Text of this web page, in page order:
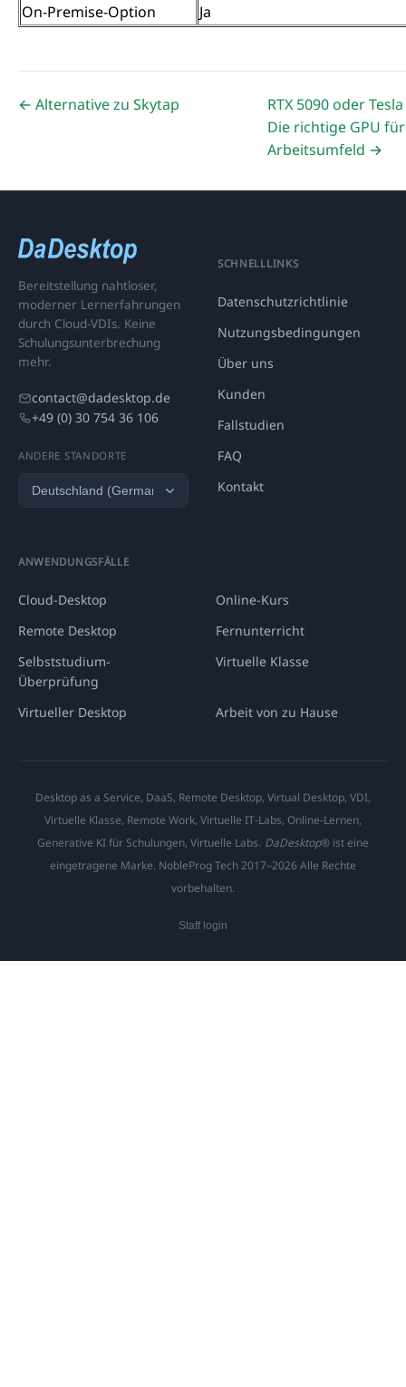
On-Premise-Option
Ja
← Alternative zu Skytap
RTX 5090 oder
Die richtige GPU
Arbeitsumfeld →
Bereitstellung nahtloser,
moderner Lernerfahrungen
durch Cloud-VDIs. Keine
Schulungsunterbrechung
mehr.
contact@dadesktop.de
+49 (0) 30 754 36 106
ANDERE STANDORTE
SCHNELLLINKS
Datenschutzrichtlinie
Nutzungsbedingungen
Über uns
Kunden
Fallstudien
FAQ
Kontakt
ANWENDUNGSFÄLLE
Cloud-Desktop
Online-Kurs
Remote Desktop
Fernunterricht
Selbststudium-
Überprüfung
Virtuelle Klasse
Virtueller Desktop Arbeit von zu Hause
Desktop as a Service, DaaS, Remote Desktop, Virtual Desktop, VDI,
Virtuelle Klasse, Remote Work, Virtuelle IT-Labs, Online-Lernen,
Generative KI für Schulungen, Virtuelle Labs. DaDesktop® ist eine
eingetragene Marke. NobleProg Tech 2017–2026 Alle Rechte
vorbehalten.
Staff login